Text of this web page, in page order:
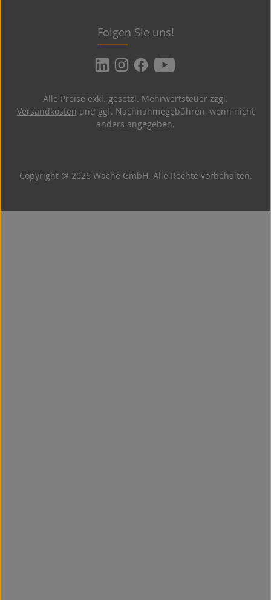
Folgen Sie uns!
Copyright @ 2026 Wache GmbH. Alle Rechte vorbehalten.
Alle Preise exkl. gesetzl. Mehrwertsteuer zzgl.
Versandkosten und ggf. Nachnahmegebühren, wenn nicht
anders angegeben.